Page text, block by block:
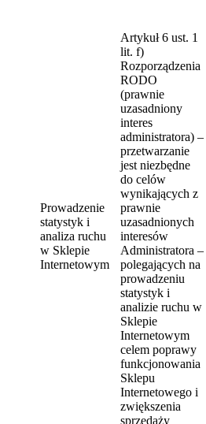
Prowadzenie
statystyk i
analiza ruchu
w Sklepie
Internetowym
Artykuł 6 ust. 1
lit. f)
Rozporządzenia
RODO
(prawnie
uzasadniony
interes
administratora) –
przetwarzanie
jest niezbędne
do celów
wynikających z
prawnie
uzasadnionych
interesów
Administratora –
polegających na
prowadzeniu
statystyk i
analizie ruchu w
Sklepie
Internetowym
celem poprawy
funkcjonowania
Sklepu
Internetowego i
zwiększenia
sprzedaży